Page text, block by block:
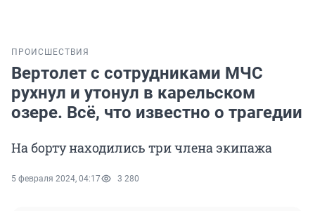
ПРОИСШЕСТВИЯ
Вертолет с сотрудниками МЧС
рухнул и утонул в карельском
озере. Всё, что известно о трагедии
На борту находились три члена экипажа
5 февраля 2024, 04:17 3 280